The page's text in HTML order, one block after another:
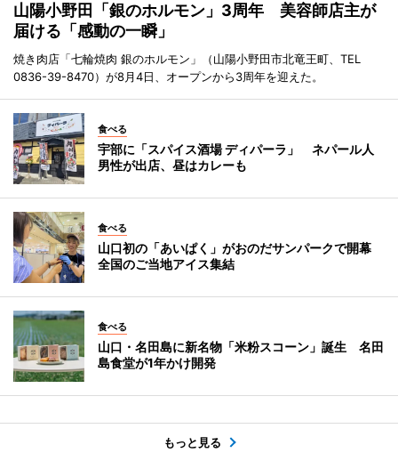
山陽小野田「銀のホルモン」3周年 美容師店主が
届ける「感動の一瞬」
焼き肉店「七輪焼肉 銀のホルモン」（山陽小野田市北竜王町、TEL
0836-39-8470）が8月4日、オープンから3周年を迎えた。
食べる
宇部に「スパイス酒場 ディパーラ」 ネパール人
男性が出店、昼はカレーも
食べる
山口初の「あいぱく」がおのだサンパークで開幕
全国のご当地アイス集結
食べる
山口・名田島に新名物「米粉スコーン」誕生 名田
島食堂が1年かけ開発
もっと見る